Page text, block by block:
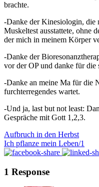
brachte.
-Danke der Kinesiologin, die
Muskeltest ausstattete, ohne
der mich in meinem Körper
-Danke der
vor der OP und danke für die
-Danke an meine Ma für die
furchterregendes wartet.
-Und ja, last but not least:
Gespräche mit Gott 1,2,3.
Aufbruch in den Herbst
Ich pflanze mein Leben/1
1 Response